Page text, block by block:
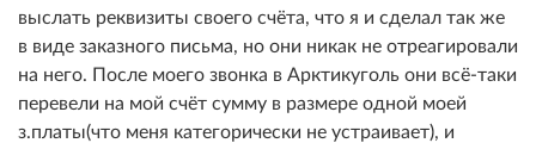
выслать реквизиты своего счёта, что я и сделал так же
в виде заказного письма, но они никак не отреагировали
на него. После моего звонка в Арктикуголь они всё-таки
перевели на мой счёт сумму в размере одной моей
з.платы(что меня категорически не устраивает), и